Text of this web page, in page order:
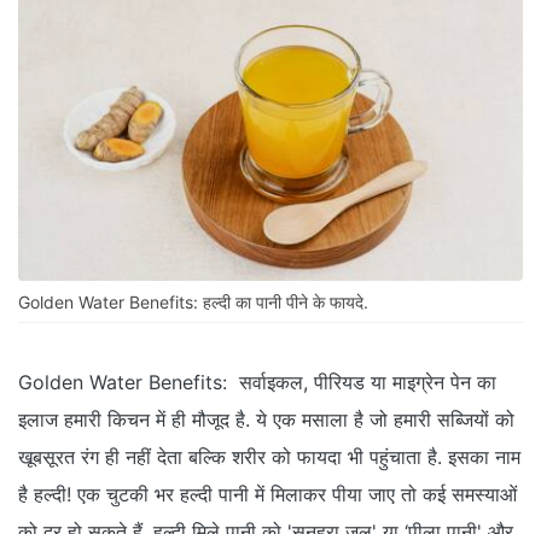
Golden Water Benefits: हल्दी का पानी पीने के फायदे.
Golden Water Benefits: सर्वाइकल, पीरियड या माइग्रेन पेन का
इलाज हमारी किचन में ही मौजूद है. ये एक मसाला है जो हमारी सब्जियों को
खूबसूरत रंग ही नहीं देता बल्कि शरीर को फायदा भी पहुंचाता है. इसका नाम
है हल्दी! एक चुटकी भर हल्दी पानी में मिलाकर पीया जाए तो कई समस्याओं